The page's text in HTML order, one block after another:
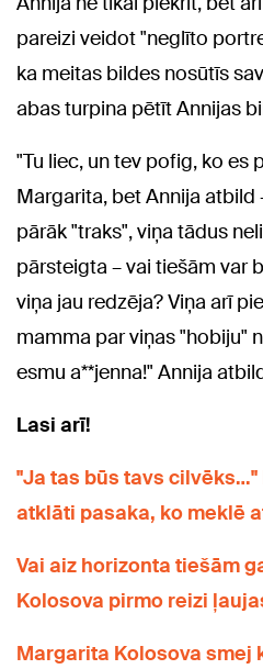
pareizi veidot "neglīto
ka meitas bildes nosūtīs
abas turpina pētīt Annijas
"Tu liec, un tev pofig, ko es
Margarita, bet Annija atbild
pārāk "traks", viņa tādus
pārsteigta – vai tiešām var
viņa jau redzēja? Viņa arī
mamma par viņas "hobiju"
esmu a**jenna!" Annija
Lasi arī!
"Ja tas būs tavs
atklāti pasaka, ko meklē
Vai aiz horizonta tiešām
Kolosova pirmo reizi
Margarita Kolosova smej